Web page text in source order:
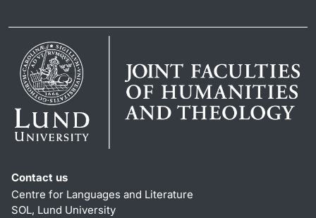
Contact us
Centre for Languages and Literature
SOL, Lund University